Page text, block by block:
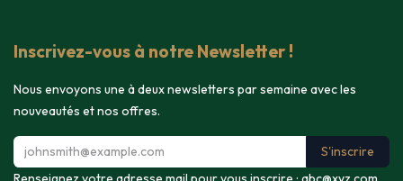
Inscrivez-vous à notre Newsletter !
Nous envoyons une à deux newsletters par semaine avec les
nouveautés et nos offres.
S'inscrire